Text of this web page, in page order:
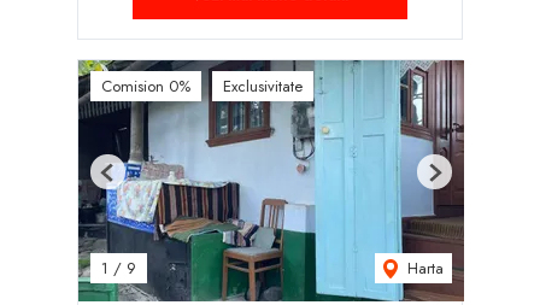
Comision 0% Exclusivitate
1 / 9 Harta
Previous Next